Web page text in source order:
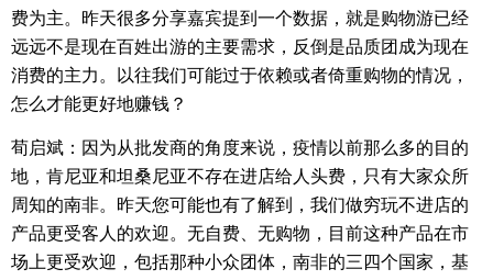
费为主。昨天很多分享嘉宾提到一个数据，就是购物游已经
远远不是现在百姓出游的主要需求，反倒是品质团成为现在
消费的主力。以往我们可能过于依赖或者倚重购物的情况，
怎么才能更好地赚钱？
荀启斌 ：因为从批发商的角度来说，疫情以前那么多的目的
地，肯尼亚和坦桑尼亚不存在进店给人头费，只有大家众所
周知的南非。昨天您可能也有了解到，我们做穷玩不进店的
产品更受客人的欢迎。无自费、无购物，目前这种产品在市
场上更受欢迎，包括那种小众团体，南非的三四个国家，基